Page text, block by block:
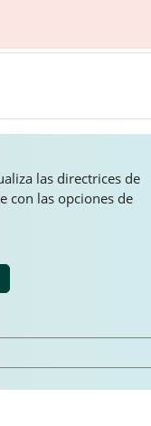
las directrices de
con las opciones de